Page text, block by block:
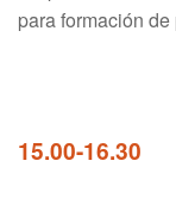
para formación
15.00-16.30